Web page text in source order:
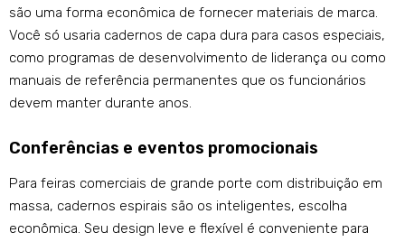
são uma forma econômica de fornecer materiais de marca.
Você só usaria cadernos de capa dura para casos especiais,
como programas de desenvolvimento de liderança ou como
manuais de referência permanentes que os funcionários
devem manter durante anos.
Conferências e eventos promocionais
Para feiras comerciais de grande porte com distribuição em
massa, cadernos espirais são os inteligentes, escolha
econômica. Seu design leve e flexível é conveniente para